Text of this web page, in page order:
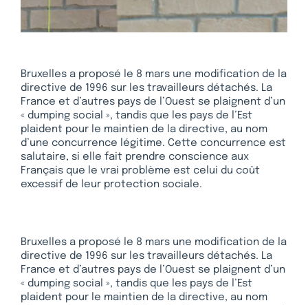
Bruxelles a proposé le 8 mars une modification de la
directive de 1996 sur les travailleurs détachés. La
France et d’autres pays de l’Ouest se plaignent d’un
« dumping social », tandis que les pays de l’Est
plaident pour le maintien de la directive, au nom
d’une concurrence légitime. Cette concurrence est
salutaire, si elle fait prendre conscience aux
Français que le vrai problème est celui du coût
excessif de leur protection sociale.
Bruxelles a proposé le 8 mars une modification de la
directive de 1996 sur les travailleurs détachés. La
France et d’autres pays de l’Ouest se plaignent d’un
« dumping social », tandis que les pays de l’Est
plaident pour le maintien de la directive, au nom